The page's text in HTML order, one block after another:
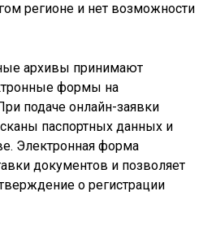
регионе и нет возможности
архивы принимают
формы на
подаче онлайн-заявки
паспортных данных и
Электронная форма
документов и позволяет
о регистрации